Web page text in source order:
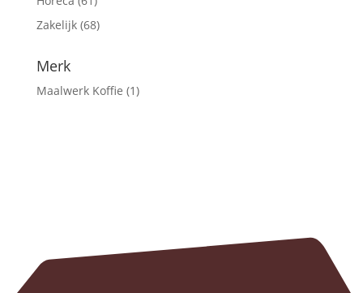
Zakelijk (68)
Merk
Maalwerk Koffie (1)